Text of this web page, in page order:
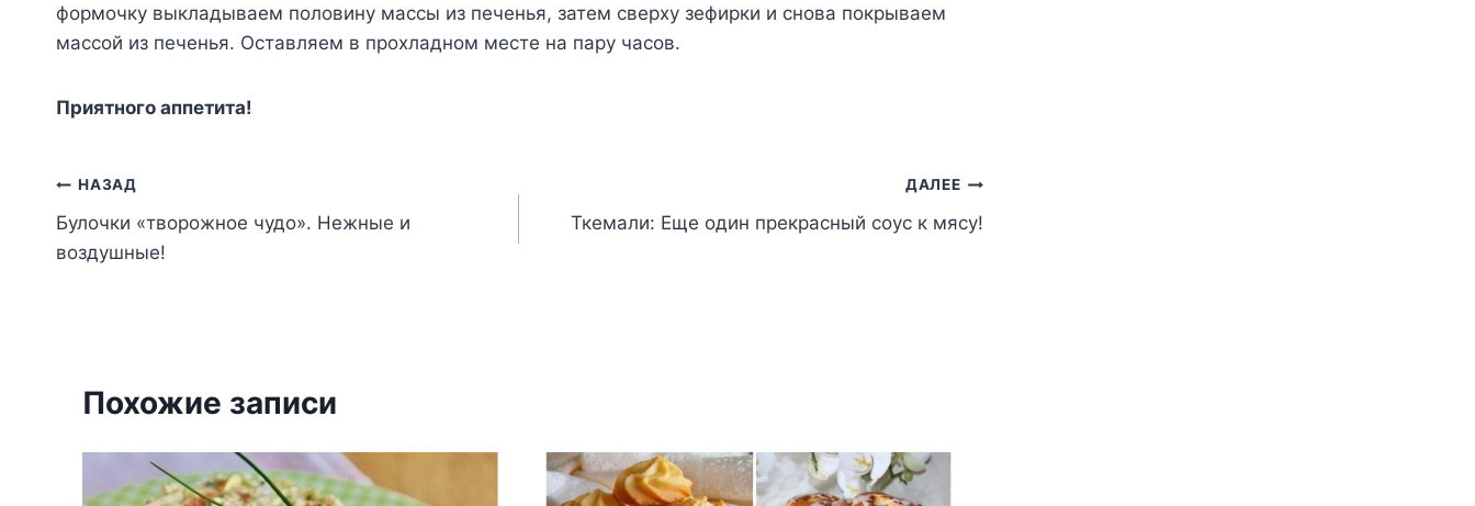
формочку выкладываем половину массы из печенья, затем сверху зефирки и снова покрываем
массой из печенья. Оставляем в прохладном месте на пару часов.
Приятного аппетита!
Навигация
по
НАЗАД
Булочки «творожное чудо». Нежные и
воздушные!
ДАЛЕЕ
Ткемали: Еще один прекрасный соус к мясу!
Похожие записи